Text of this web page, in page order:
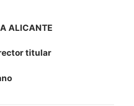
ALICANTE
titular